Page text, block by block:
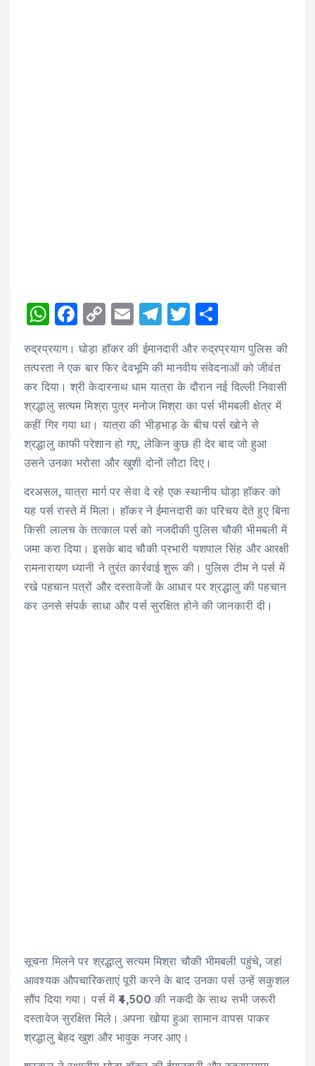
W
a
ts
A
p
p
F
a
c
e
b
o
o
k
C
o
p
y
Li
n
k
E
m
ai
l
T
el
e
g
r
a
m
T
w
it
te
r
a
re
रुद्रप्रयाग। घोड़ा हॉकर की ईमानदारी और रुद्रप्रयाग पुलिस की
तत्परता ने एक बार फिर देवभूमि की मानवीय संवेदनाओं को जीवंत
कर दिया। श्री केदारनाथ धाम यात्रा के दौरान नई दिल्ली निवासी
श्रद्धालु सत्यम मिश्रा पुत्र मनोज मिश्रा का पर्स भीमबली क्षेत्र में
कहीं गिर गया था। यात्रा की भीड़भाड़ के बीच पर्स खोने से
श्रद्धालु काफी परेशान हो गए, लेकिन कुछ ही देर बाद जो हुआ
उसने उनका भरोसा और खुशी दोनों लौटा दिए।
दरअसल, यात्रा मार्ग पर सेवा दे रहे एक स्थानीय घोड़ा हॉकर को
यह पर्स रास्ते में मिला। हॉकर ने ईमानदारी का परिचय देते हुए बिना
किसी लालच के तत्काल पर्स को नजदीकी पुलिस चौकी भीमबली में
जमा करा दिया। इसके बाद चौकी प्रभारी यशपाल सिंह और आरक्षी
रामनारायण ध्यानी ने तुरंत कार्रवाई शुरू की। पुलिस टीम ने पर्स में
रखे पहचान पत्रों और दस्तावेजों के आधार पर श्रद्धालु की पहचान
कर उनसे संपर्क साधा और पर्स सुरक्षित होने की जानकारी दी।
सूचना मिलने पर श्रद्धालु सत्यम मिश्रा चौकी भीमबली पहुंचे, जहां
आवश्यक औपचारिकताएं पूरी करने के बाद उनका पर्स उन्हें सकुशल
सौंप दिया गया। पर्स में ₹4,500 की नकदी के साथ सभी जरूरी
दस्तावेज सुरक्षित मिले। अपना खोया हुआ सामान वापस पाकर
श्रद्धालु बेहद खुश और भावुक नजर आए।